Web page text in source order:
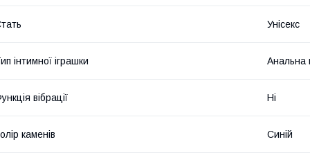
Унісекс
інтимної іграшки Анальна
вібрації Ні
каменів Синій